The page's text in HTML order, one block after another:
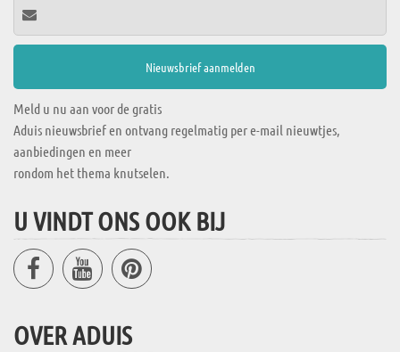
Meld u nu aan voor de gratis
Aduis nieuwsbrief en ontvang regelmatig per e-mail nieuwtjes,
aanbiedingen en meer
rondom het thema knutselen.
U VINDT ONS OOK BIJ
OVER ADUIS